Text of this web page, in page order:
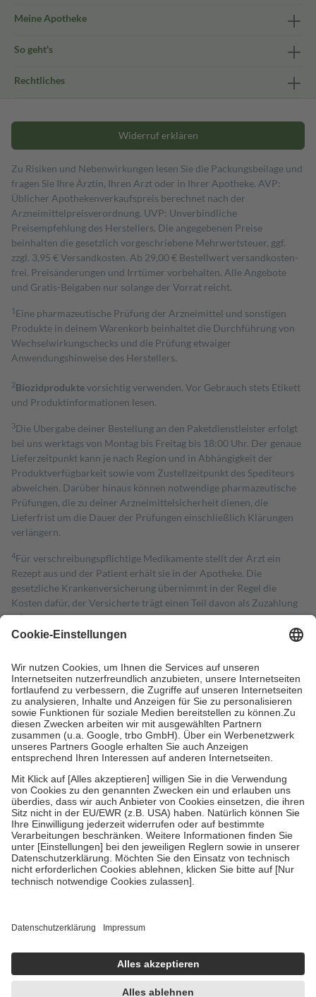
Meine Apotheke
So geht's
Rechtliches
Widerruf erklären
Zu Risiken und Nebenwirkungen lesen Sie die Packungsbeilage und
fragen Sie Ihre Ärztin, Ihren Arzt oder in Ihrer Apotheke. AVP:
Üblicher Apothekenverkaufspreis berechnet nach der
Arzneimittelpreisverordnung. UVP: Unverbindliche
Preisempfehlung des Herstellers. Die angegebenen Preise
beinhalten die gesetzlich vorgeschriebene Mehrwertsteuer, ggf.
zzgl. 3,95 € Versandkosten. Ab 29,00 € Bestell­wert versand­kosten­
frei. Preisänderungen und Irrtümer vorbehalten. Alle Angebote
und Gratis-Beigaben nur solange der Vorrat reicht.
1 Eine pharmazeutische Prüfung der Arzneimittel und sonstigen
Produkte in deinem Warenkorb beinhaltet die Durchführung von
Wechselwirkungschecks und die Prüfung etwaiger
Anwendungshinweise des Herstellers.
2Biozidproduktevorsichtig verwenden. Vor Gebrauch stets Etikett
und Produktinformationen lesen.
3Die Übergabe deiner Bestellung an den Paketdienstleister erfolgt
bei uns werktags von Montag bis Freitag bis 18:00 Uhr. Der genaue
Lieferzeitpunkt kann je nach Region und in Abhängigkeit der
Produktverfügbarkeit sowie vom Zustellzeitpunkt des Spediteurs
abweichen. Darüber hinaus können notwendige pharmazeutische
Prüfungen, die zu deiner Arzneimittelsicherheit dienen, die
Lieferfrist um die Dauer der Prüfungen einschließlich Klärungen
verlängern.
4Für verschreibungspflichtige Medikamente stellt der Arzt ein
Rezept aus und der Patient erhält sie in der Apotheke. Die
gesetzliche Krankenversicherung übernimmt in der Regel die
Kosten dafür, der Versicherte trägt einen Teil davon als Zuzahlung
mit.
Grundsätzlich leisten Mitglieder Zuzahlungen in Höhe von zehn
höchstens zehn Euro.
Es sind jedoch nie mehr als die tatsächlichen
Kosten der Leistung zu entrichten.
Diese Regeln gelten grundsätzlich auch für Online-Apotheken.
Bei Heilmitteln und häuslicher Krankenpflege beträgt die
Zuzahlung zehn Prozent der Kosten sowie zehn Euro je
Verordnung.
Um das Engagement der Versicherten für ihre eigene Gesundheit zu
stärken und die besondere Stellung der Familie zu unterstützen,
fallenkeine Zuzahlungenan bei:
• Kindern und Jugendlichen bis zum vollendeten 18. Lebensjahr
mit Ausnahme der Fahrkosten
• Untersuchungen zur Vorsorge und Früherkennung, die von der
GKV getragen werden
• empfohlenen Schutzimpfungen
• Harn- und Blutteststreifen
getroffen, um sicherzustellen, dass es sich um echte Bewertungen
https://help.etrusted.com/hc/de/articles/4419944605341
Einige Bilder und Inhalte wurden unter Zuhilfenahme künstlicher